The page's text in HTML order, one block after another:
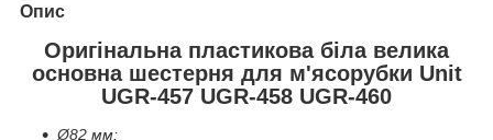
Опис
Оригінальна пластикова біла велика
основна шестерня для м'ясорубки Unit
UGR-457 UGR-458 UGR-460
Ø82 мм;